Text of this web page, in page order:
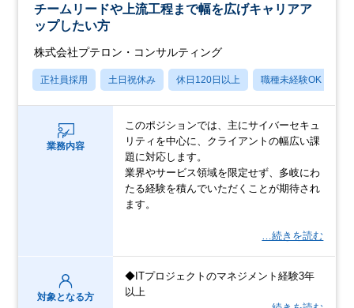
チームリードや上流工程まで幅を広げキャリアア
ップしたい方
株式会社プテロン・コンサルティング
正社員採用 土日祝休み 休日120日以上 職種未経験OK
業務内容
このポジションでは、主にサイバーセキュ
リティを中心に、クライアントの幅広い課
題に対応します。
業界やサービス領域を限定せず、多岐にわ
たる経験を積んでいただくことが期待され
ます。
…続きを読む
対象となる方
◆ITプロジェクトのマネジメント経験3年
以上